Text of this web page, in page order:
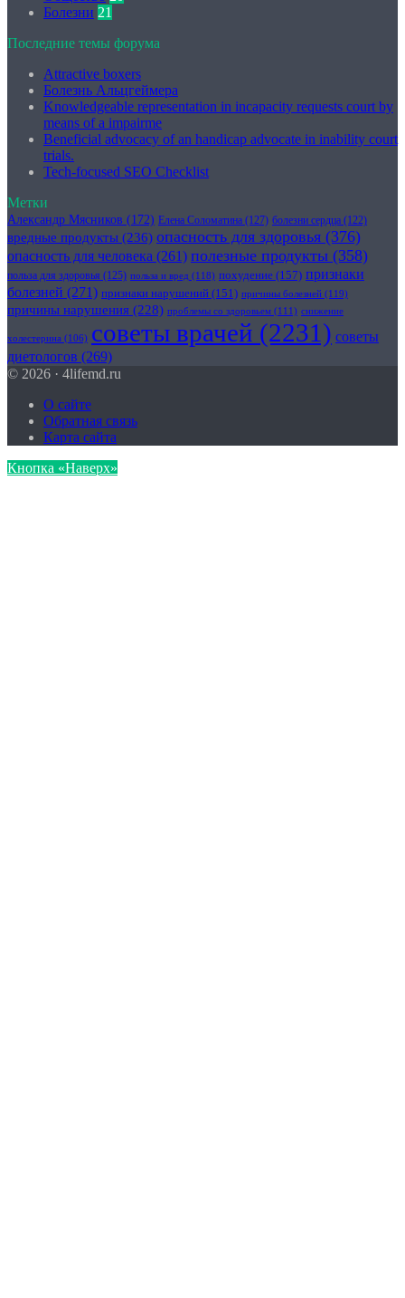
Болезни 21
Последние темы форума
Attractive boxers
Болезнь Альцгеймера
Knowledgeable representation in incapacity requests court by
means of a impairme
Beneficial advocacy of an handicap advocate in inability court
trials.
Tech-focused SEO Checklist
Метки
Александр Мясников (172) Елена Соломатина (127) болезни сердца (122)
вредные продукты (236) опасность для здоровья (376)
опасность для человека (261) полезные продукты (358)
польза для здоровья (125) польза и вред (118) похудение (157) признаки
болезней (271) признаки нарушений (151) причины болезней (119)
причины нарушения (228) проблемы со здоровьем (111) снижение
холестерина (106) советы врачей (2231) советы
диетологов (269)
© 2026 · 4lifemd.ru
О сайте
Обратная связь
Карта сайта
Кнопка «Наверх»